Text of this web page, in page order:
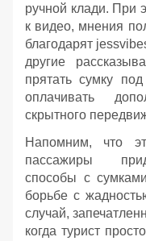
ручной клади. При
к видео, мнения
благодарят
другие
прятать сумку
оплачивать
скрытного
Напомним, что
пассажиры
способы с
борьбе с
случай,
когда турист